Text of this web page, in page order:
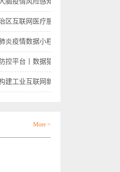
区互联网医疗服
炎疫情数据小程
控平台丨数据猿
建工业互联网新
More >